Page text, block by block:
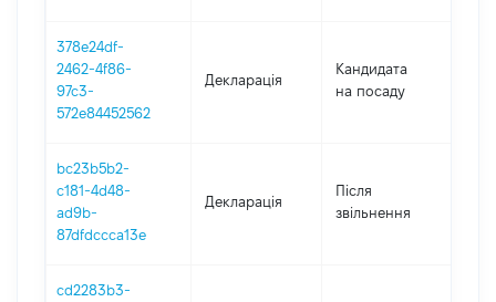
378e24df-
2462-4f86-
97c3-
572e84452562
Декларація
Кандидата
на посаду
bc23b5b2-
c181-4d48-
ad9b-
87dfdccca13e
Декларація
Після
звільнення
cd2283b3-